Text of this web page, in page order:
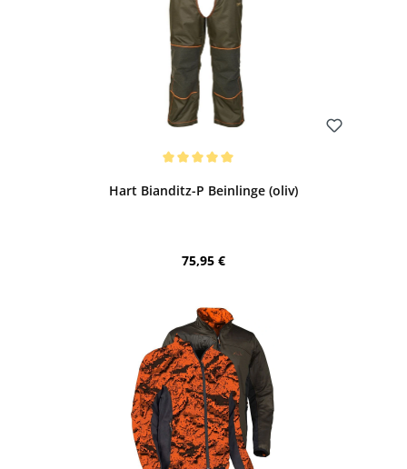
Hart Bianditz-P Beinlinge (oliv)
Regulärer Preis:
75,95 €